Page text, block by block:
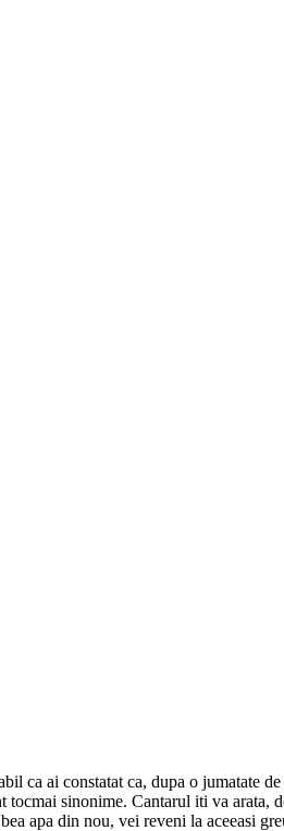
ca ai constatat ca, dupa o jumatate
tocmai sinonime. Cantarul iti va
apa din nou, vei reveni la aceeasi